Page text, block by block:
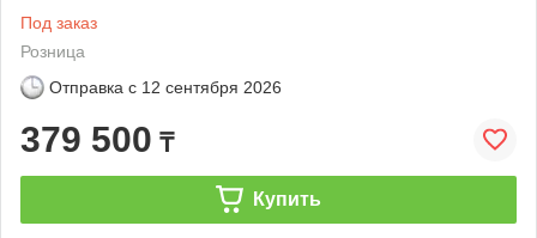
Под заказ
Розница
Отправка с 12 сентября 2026
379 500 ₸
Купить